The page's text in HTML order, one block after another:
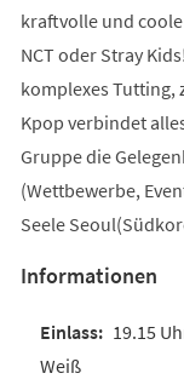
kraftvolle und coole
NCT oder Stray
komplexes Tutting,
Kpop verbindet
Gruppe die
(Wettbewerbe,
Seele
Informationen
19.15
Weiß